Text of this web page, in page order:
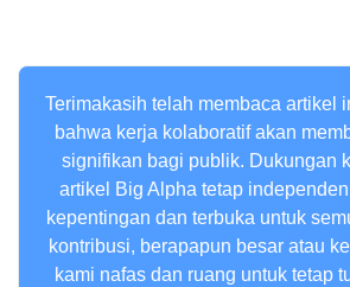
Terimakasih telah membaca artikel
bahwa kerja kolaboratif akan
signifikan bagi publik. Dukungan
artikel Big Alpha tetap
kepentingan dan terbuka untuk
kontribusi, berapapun besar atau
kami nafas dan ruang untuk tetap